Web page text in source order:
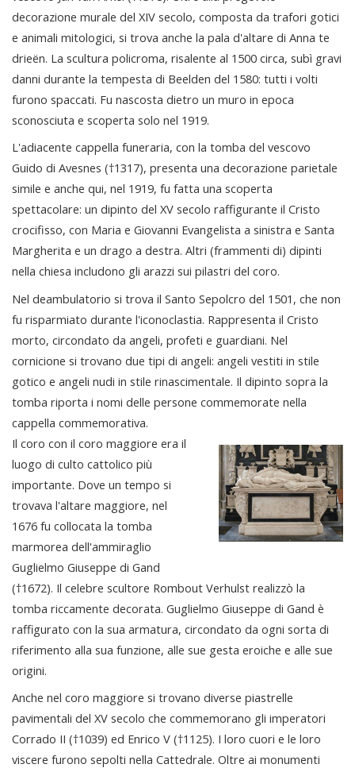
decorazione murale del XIV secolo, composta da trafori gotici
e animali mitologici, si trova anche la pala d'altare di Anna te
drieën. La scultura policroma, risalente al 1500 circa, subì gravi
danni durante la tempesta di Beelden del 1580: tutti i volti
furono spaccati. Fu nascosta dietro un muro in epoca
sconosciuta e scoperta solo nel 1919.
L'adiacente cappella funeraria, con la tomba del vescovo
Guido di Avesnes (†1317), presenta una decorazione parietale
simile e anche qui, nel 1919, fu fatta una scoperta
spettacolare: un dipinto del XV secolo raffigurante il Cristo
crocifisso, con Maria e Giovanni Evangelista a sinistra e Santa
Margherita e un drago a destra. Altri (frammenti di) dipinti
nella chiesa includono gli arazzi sui pilastri del coro.
Nel deambulatorio si trova il Santo Sepolcro del 1501, che non
fu risparmiato durante l'iconoclastia. Rappresenta il Cristo
morto, circondato da angeli, profeti e guardiani. Nel
cornicione si trovano due tipi di angeli: angeli vestiti in stile
gotico e angeli nudi in stile rinascimentale. Il dipinto sopra la
tomba riporta i nomi delle persone commemorate nella
cappella commemorativa.
Il coro con il coro maggiore era il
luogo di culto cattolico più
importante. Dove un tempo si
trovava l'altare maggiore, nel
1676 fu collocata la tomba
marmorea dell'ammiraglio
Guglielmo Giuseppe di Gand
(†1672). Il celebre scultore Rombout Verhulst realizzò la
tomba riccamente decorata. Guglielmo Giuseppe di Gand è
raffigurato con la sua armatura, circondato da ogni sorta di
riferimento alla sua funzione, alle sue gesta eroiche e alle sue
origini.
Anche nel coro maggiore si trovano diverse piastrelle
pavimentali del XV secolo che commemorano gli imperatori
Corrado II (†1039) ed Enrico V (†1125). I loro cuori e le loro
viscere furono sepolti nella Cattedrale. Oltre ai monumenti